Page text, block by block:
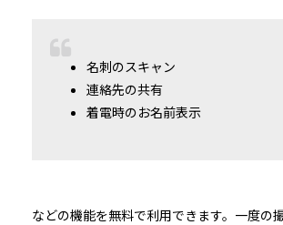
名刺のスキャン
連絡先の共有
着電時のお名前表示
などの機能を無料で利用できます。一度の